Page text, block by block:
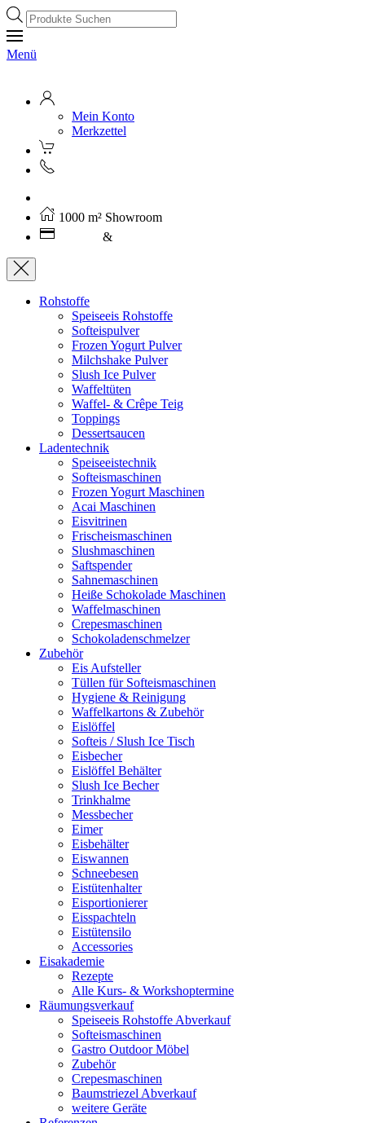
Products
search
Menü
Mein Konto
Merkzettel
1000 m² Showroom
&
Rohstoffe
Speiseeis Rohstoffe
Softeispulver
Frozen Yogurt Pulver
Milchshake Pulver
Slush Ice Pulver
Waffeltüten
Waffel- & Crêpe Teig
Toppings
Dessertsaucen
Ladentechnik
Speiseeistechnik
Softeismaschinen
Frozen Yogurt Maschinen
Acai Maschinen
Eisvitrinen
Frischeismaschinen
Slushmaschinen
Saftspender
Sahnemaschinen
Heiße Schokolade Maschinen
Waffelmaschinen
Crepesmaschinen
Schokoladenschmelzer
Zubehör
Eis Aufsteller
Tüllen für Softeismaschinen
Hygiene & Reinigung
Waffelkartons & Zubehör
Eislöffel
Softeis / Slush Ice Tisch
Eisbecher
Eislöffel Behälter
Slush Ice Becher
Trinkhalme
Messbecher
Eimer
Eisbehälter
Eiswannen
Schneebesen
Eistütenhalter
Eisportionierer
Eisspachteln
Eistütensilo
Accessories
Eisakademie
Rezepte
Alle Kurs- & Workshoptermine
Räumungsverkauf
Speiseeis Rohstoffe Abverkauf
Softeismaschinen
Gastro Outdoor Möbel
Zubehör
Crepesmaschinen
Baumstriezel Abverkauf
weitere Geräte